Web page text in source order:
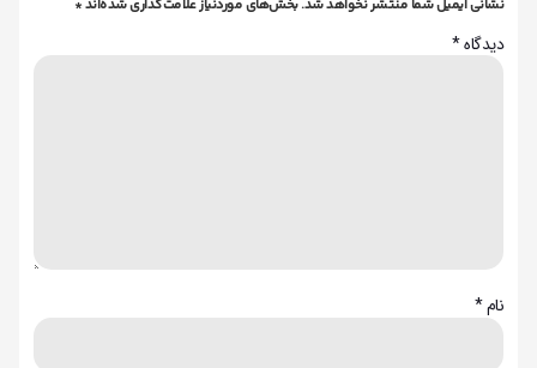
نشانی ایمیل شما منتشر نخواهد شد.بخش‌های موردنیاز علامت‌گذاری شده‌اند*
دیدگاه*
نام*